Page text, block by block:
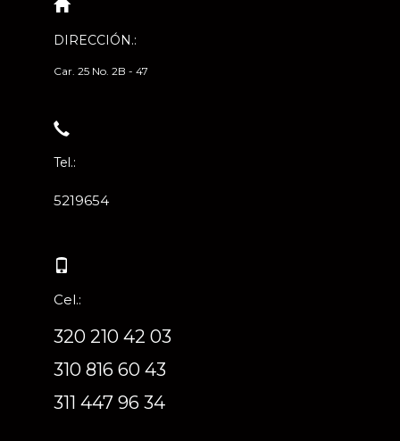
DIRECCIÓN.:
Car. 25 No. 2B - 47
Tel.:
5219654
Cel.:
320 210 42 03
310 816 60 43
311 447 96 34